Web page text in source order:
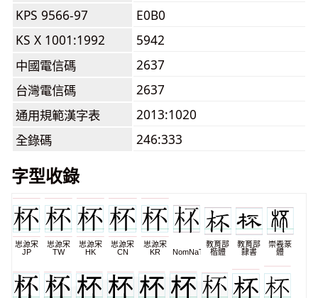
KPS 9566-97
E0B0
KS X 1001:1992
5942
中國電信碼
2637
台灣電信碼
2637
通用規範漢字表
2013:1020
全錄碼
246:333
字型收錄
思源宋
JP
思源宋
TW
思源宋
HK
思源宋
CN
思源宋
KR
NomNaTong
教育部
楷體
教育部
隸書
崇羲篆
體